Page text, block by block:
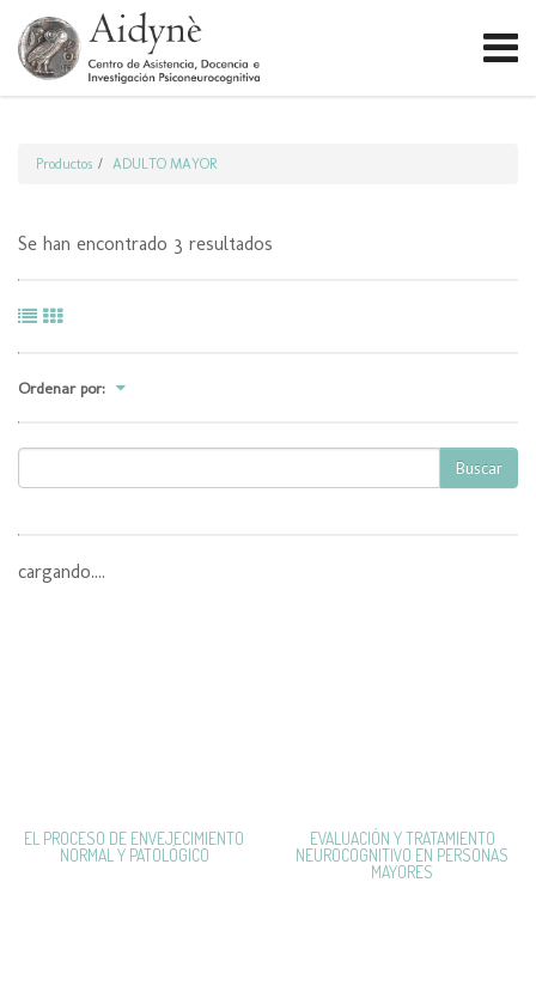
Productos ADULTO MAYOR
Se han encontrado 3 resultados
Ordenar por:
Buscar
cargando....
EL PROCESO DE ENVEJECIMIENTO
NORMAL Y PATOLÓGICO
EVALUACIÓN Y TRATAMIENTO
NEUROCOGNITIVO EN PERSONAS
MAYORES